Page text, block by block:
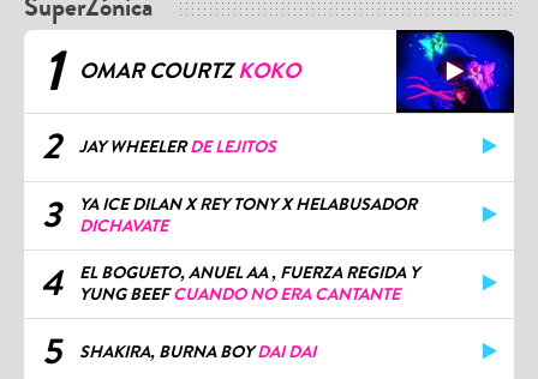
1 OMAR COURTZKOKO
2 JAY WHEELERDE LEJITOS
3
YA ICE DILAN X REY TONY X HELABUSADOR
DICHAVATE
4
EL BOGUETO, ANUEL AA , FUERZA REGIDA Y
YUNG BEEFCUANDO NO ERA CANTANTE
5 SHAKIRA, BURNA BOYDAI DAI